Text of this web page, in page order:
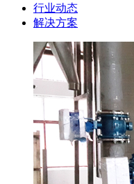
行业动态
解决方案